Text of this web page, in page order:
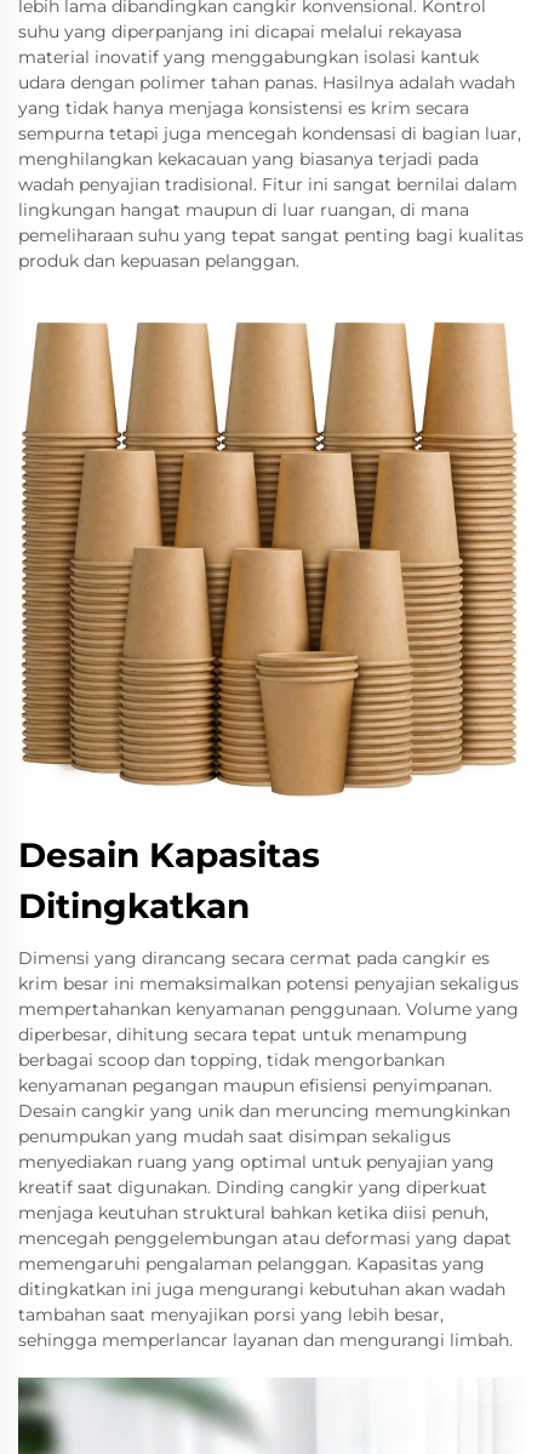
lebih lama dibandingkan cangkir konvensional. Kontrol
suhu yang diperpanjang ini dicapai melalui rekayasa
material inovatif yang menggabungkan isolasi kantuk
udara dengan polimer tahan panas. Hasilnya adalah wadah
yang tidak hanya menjaga konsistensi es krim secara
sempurna tetapi juga mencegah kondensasi di bagian luar,
menghilangkan kekacauan yang biasanya terjadi pada
wadah penyajian tradisional. Fitur ini sangat bernilai dalam
lingkungan hangat maupun di luar ruangan, di mana
pemeliharaan suhu yang tepat sangat penting bagi kualitas
produk dan kepuasan pelanggan.
Desain Kapasitas
Ditingkatkan
Dimensi yang dirancang secara cermat pada cangkir es
krim besar ini memaksimalkan potensi penyajian sekaligus
mempertahankan kenyamanan penggunaan. Volume yang
diperbesar, dihitung secara tepat untuk menampung
berbagai scoop dan topping, tidak mengorbankan
kenyamanan pegangan maupun efisiensi penyimpanan.
Desain cangkir yang unik dan meruncing memungkinkan
penumpukan yang mudah saat disimpan sekaligus
menyediakan ruang yang optimal untuk penyajian yang
kreatif saat digunakan. Dinding cangkir yang diperkuat
menjaga keutuhan struktural bahkan ketika diisi penuh,
mencegah penggelembungan atau deformasi yang dapat
memengaruhi pengalaman pelanggan. Kapasitas yang
ditingkatkan ini juga mengurangi kebutuhan akan wadah
tambahan saat menyajikan porsi yang lebih besar,
sehingga memperlancar layanan dan mengurangi limbah.